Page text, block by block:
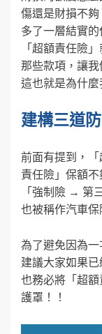
傷還是財損不
多了一層結實的
「超額責任險
那些款項，讓
這也就是為什麼
建構三道
前面有提到，
責任險」保額不
「強制險 → 第
也被稱作汽車保
為了避免因為一
建議大家如果
也務必將「超
護罩！！